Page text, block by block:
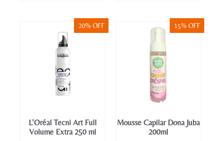
20% OFF
L’Oréal Tecni Art Full
Volume Extra 250 ml
15% OFF
Mousse Capilar Dona Juba
200ml